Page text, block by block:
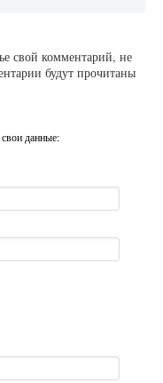
свой комментарий, не
будут прочитаны
данные: